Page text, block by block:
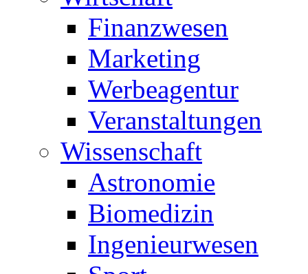
Finanzwesen
Marketing
Werbeagentur
Veranstaltungen
Wissenschaft
Astronomie
Biomedizin
Ingenieurwesen